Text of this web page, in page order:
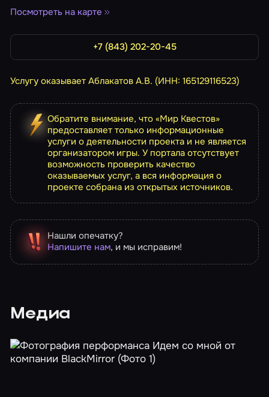
Посмотреть на карте
+7 (843) 202-20-45
Услугу оказывает Аблакатов А.В. (ИНН: 165129116523)
Обратите внимание, что «Мир Квестов»
предоставляет только информационные
услуги о деятельности проекта и не является
организатором игры. У портала отсутствует
возможность проверить качество
оказываемых услуг, а вся информация о
проекте собрана из открытых источников.
Нашли опечатку?
Напишите нам, и мы исправим!
Медиа